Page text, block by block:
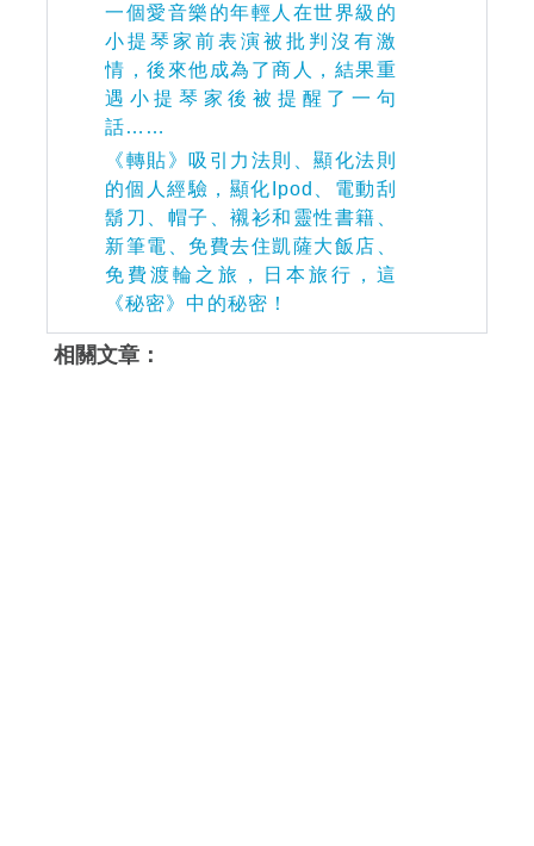
一個愛音樂的年輕人在世界級的
小提琴家前表演被批判沒有激
情，後來他成為了商人，結果重
遇小提琴家後被提醒了一句
話……
《轉貼》吸引力法則、顯化法則
的個人經驗，顯化Ipod、電動刮
鬍刀、帽子、襯衫和靈性書籍、
新筆電、免費去住凱薩大飯店、
免費渡輪之旅，日本旅行，這
《秘密》中的秘密！
相關文章：